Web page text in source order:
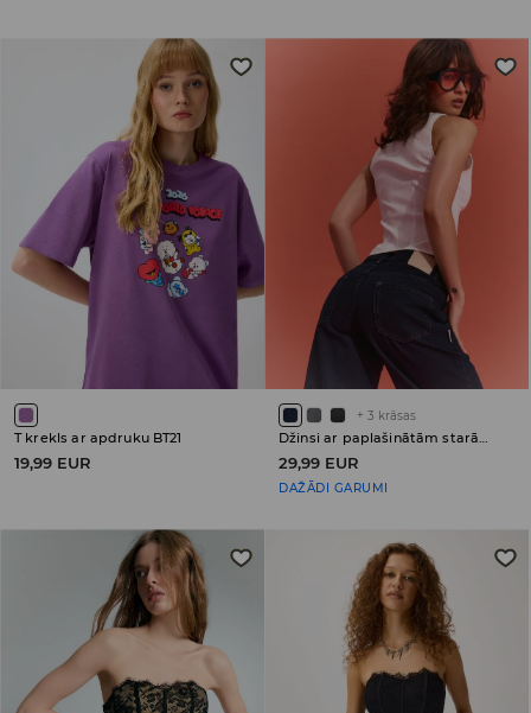
T krekls ar apdruku BT21
19,99 EUR
+ 3 krāsas
Džinsi ar paplašinātām starām (wide leg) un ar zemu jostasvietu
29,99 EUR
DAŽĀDI GARUMI